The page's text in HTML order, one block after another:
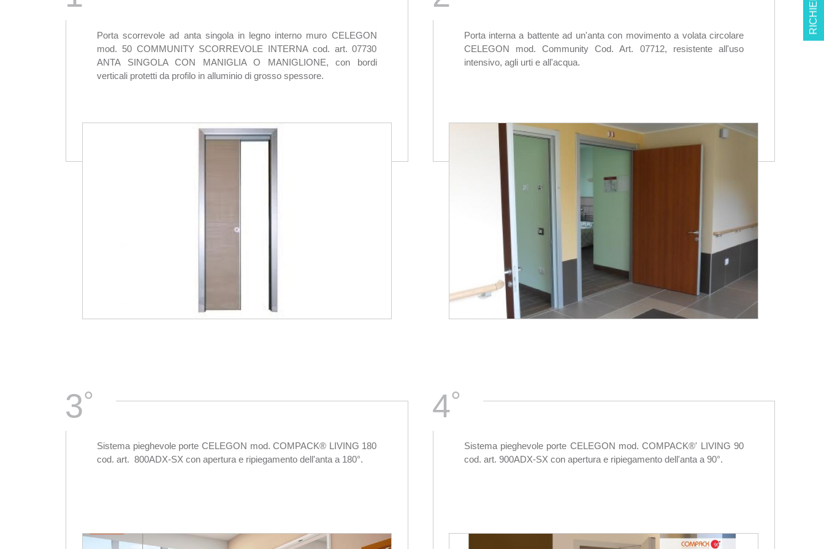
Porta scorrevole ad anta singola in legno interno muro CELEGON
mod. 50 COMMUNITY SCORREVOLE INTERNA cod. art. 07730
ANTA SINGOLA CON MANIGLIA O MANIGLIONE, con bordi
verticali protetti da profilo in alluminio di grosso spessore.
Porta interna a battente ad un'anta con movimento a volata circolare
CELEGON mod. Community Cod. Art. 07712, resistente all'uso
intensivo, agli urti e all'acqua.
3°
Sistema pieghevole porte CELEGON mod. COMPACK® LIVING 180
cod. art. 800ADX-SX con apertura e ripiegamento dell'anta a 180°.
4°
Sistema pieghevole porte CELEGON mod. COMPACK®' LIVING 90
cod. art. 900ADX-SX con apertura e ripiegamento dell'anta a 90°.